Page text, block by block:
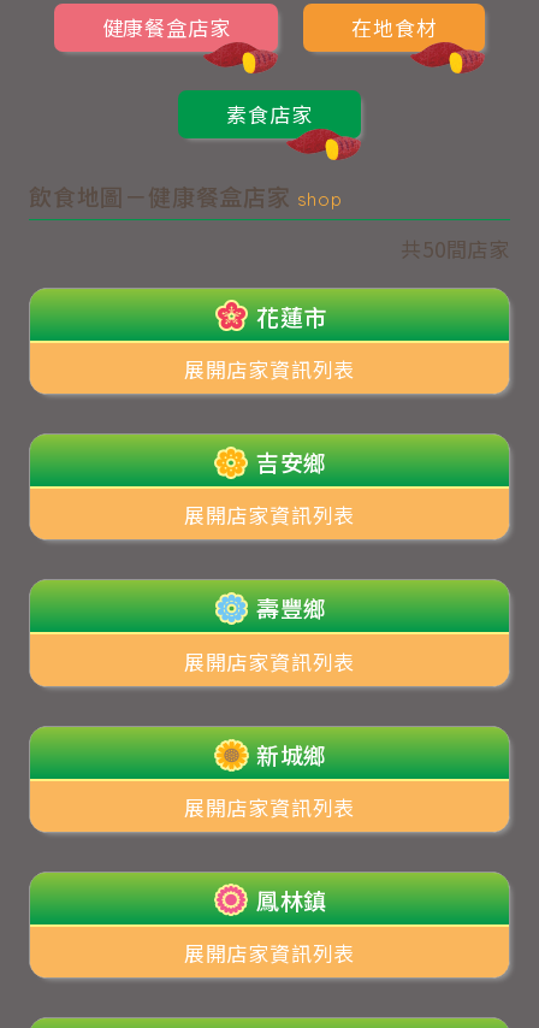
健康餐盒店家 在地食材
素食店家
飲食地圖－健康餐盒店家 shop
共50間店家
花蓮市
展開店家資訊列表
吉安鄉
展開店家資訊列表
壽豐鄉
展開店家資訊列表
新城鄉
展開店家資訊列表
鳳林鎮
展開店家資訊列表